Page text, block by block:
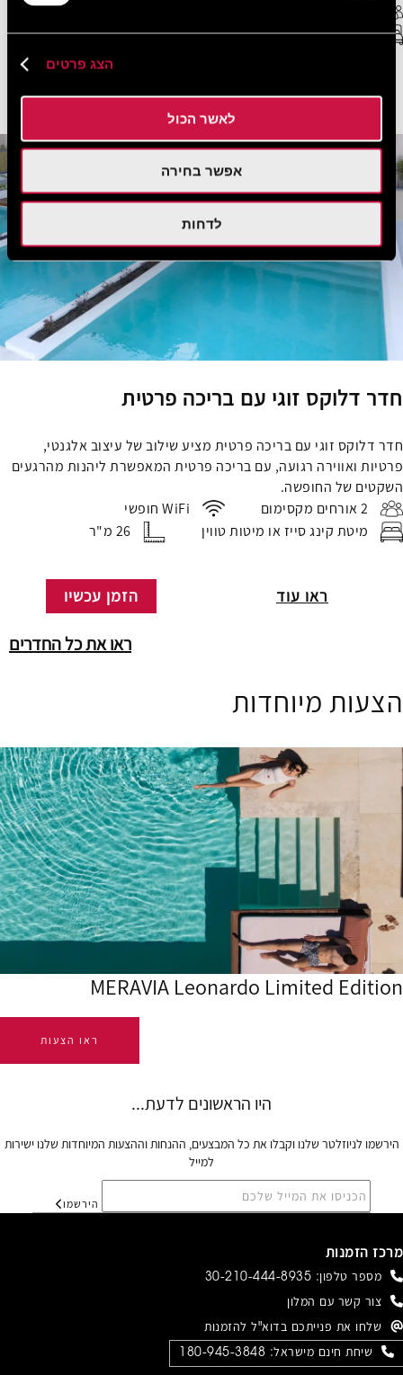
הצג פרטים
לאשר הכול
אפשר בחירה
לדחות
מיטת קינג סייז או מיטות טווין
22 מ"ר
ראו עוד הזמן עכשיו
חדר דלוקס זוגי עם בריכה פרטית
חדר דלוקס זוגי עם בריכה פרטית מציע שילוב של עיצוב אלגנטי,
פרטיות ואווירה רגועה, עם בריכה פרטית המאפשרת ליהנות מהרגעים
השקטים של החופשה.
2 אורחים מקסימום
WiFi חופשי
מיטת קינג סייז או מיטות טווין
26 מ"ר
ראו עוד הזמן עכשיו
ראו את כל החדרים
הצעות מיוחדות
MERAVIA Leonardo Limited Edition
ראו הצעות
הירשמו לניוזלטר שלנו וקבלו את כל המבצעים, ההנחות וההצעות המיוחדות שלנו ישירות
למייל
הירשמו
מרכז הזמנות
מספר טלפון: 30-210-444-8935
צור קשר עם המלון
שלחו את פנייתכם בדוא"ל להזמנות
שיחת חינם מישראל: 180-945-3848